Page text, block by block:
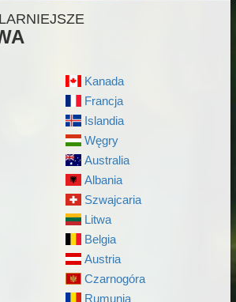
Kanada
Francja
Islandia
Węgry
Australia
Albania
Szwajcaria
Litwa
Belgia
Austria
Czarnogóra
Rumunia